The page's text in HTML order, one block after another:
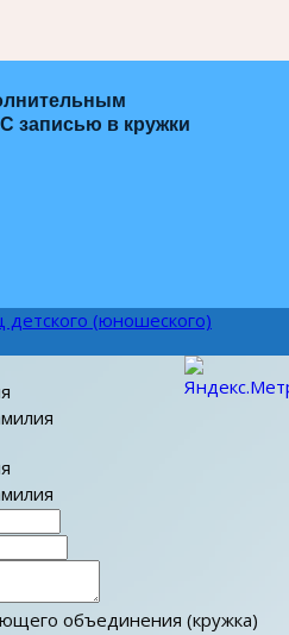
записью в кружки
(юношеского)
объединения (кружка)